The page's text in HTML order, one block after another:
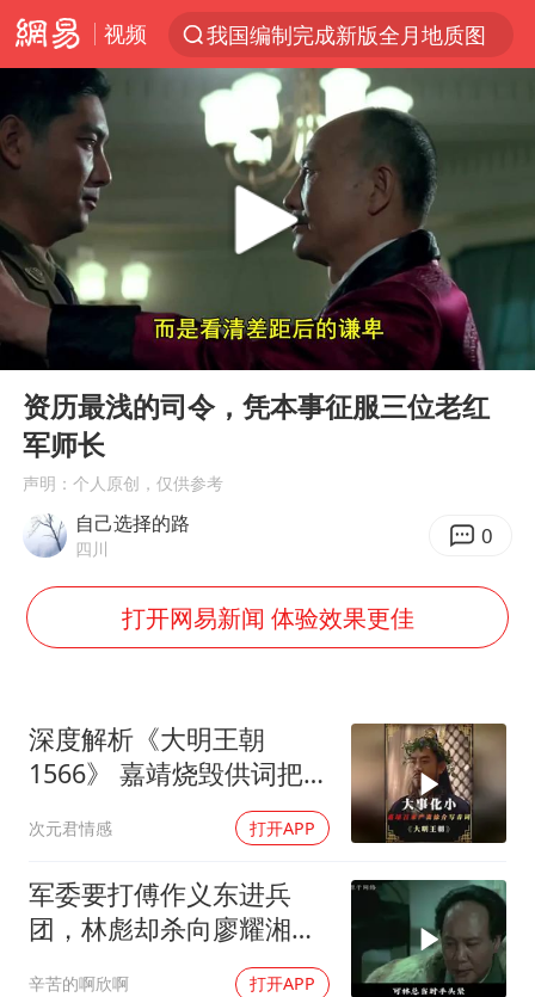
视频
我国编制完成新版全月地质图
台风白海豚登陆地点更新
看守所辅警收受10万获刑1年
台风白海豚影响中国已成定局
台风白海豚进入48小时警戒线
陈熠被张本美和连扳三局逆转
哪吒汽车南宁工厂设备降价20%拍卖
24小时不关空调 电费会更低吗
41岁女子为鼓励女儿考上985研究生
宇树科技王兴兴身家有望超200亿元
中国养老床位“三连降”
五粮液渠道价一箱上涨近百元
法国下周开始禁止未经同意的电话营销
奋进开新局 实干挑大梁
Play
05:53
资历最浅的司令，凭本事征服三位老红
军师长
声明：个人原创，仅供参考
自己选择的路
四川 0
打开网易新闻 体验效果更佳
深度解析《大明王朝
1566》 嘉靖烧毁供词把浙
次元君情感 打开APP
军委要打傅作义东进兵
团，林彪却杀向廖耀湘，
辛苦的啊欣啊 打开APP